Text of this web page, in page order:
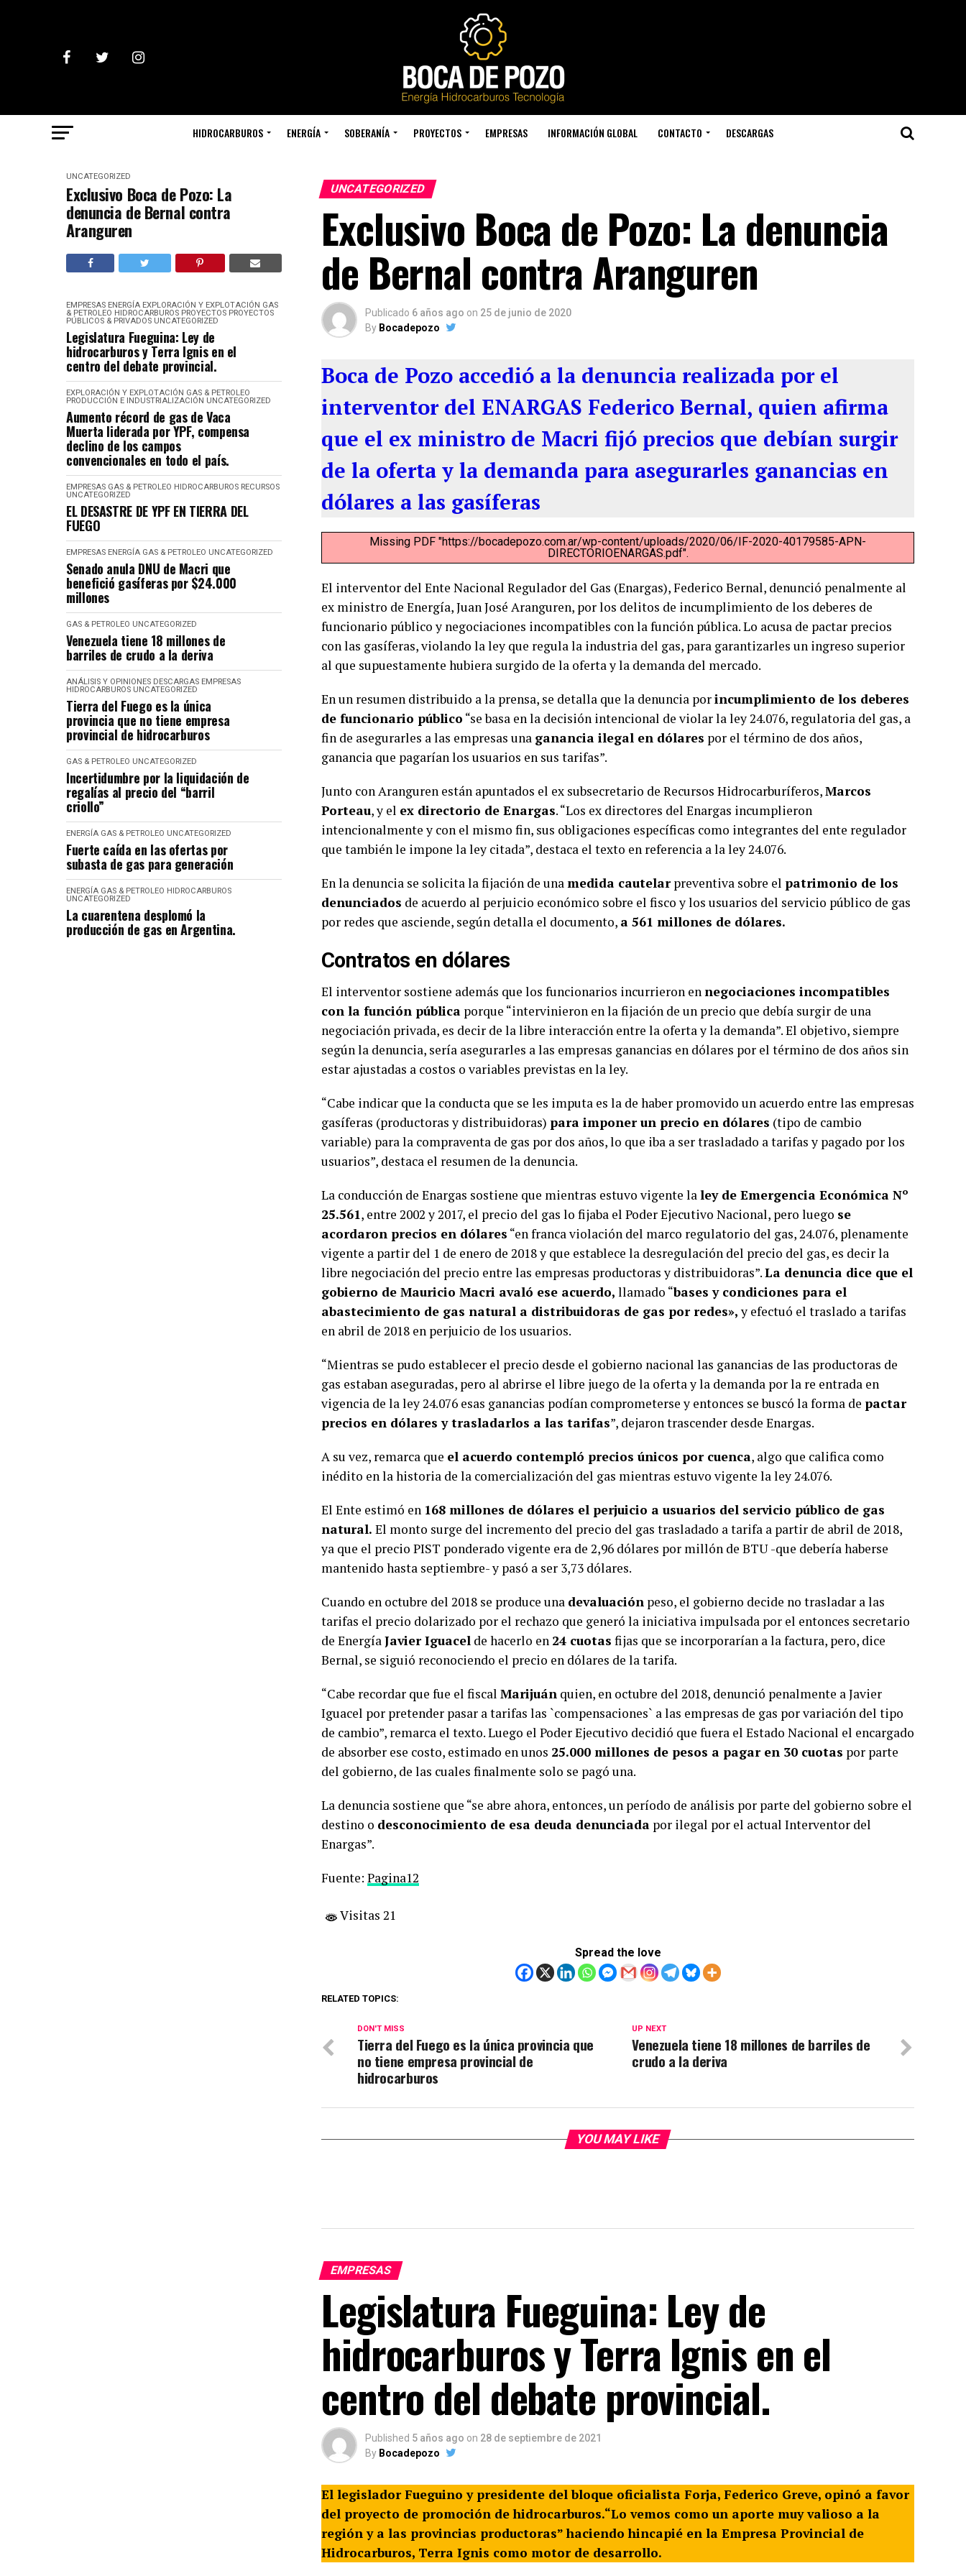
HIDROCARBUROS ENERGÍA SOBERANÍA PROYECTOS EMPRESAS INFORMACIÓN GLOBAL CONTACTO DESCARGAS
UNCATEGORIZED
Exclusivo Boca de Pozo: La
denuncia de Bernal contra
Aranguren
EMPRESAS ENERGÍA EXPLORACIÓN Y EXPLOTACIÓN GAS
& PETROLEO HIDROCARBUROS PROYECTOS PROYECTOS
PÚBLICOS & PRIVADOS UNCATEGORIZED
Legislatura Fueguina: Ley de
hidrocarburos y Terra Ignis en el
centro del debate provincial.
EXPLORACIÓN Y EXPLOTACIÓN GAS & PETROLEO
PRODUCCIÓN E INDUSTRIALIZACIÓN UNCATEGORIZED
Aumento récord de gas de Vaca
Muerta liderada por YPF, compensa
declino de los campos
convencionales en todo el país.
EMPRESAS GAS & PETROLEO HIDROCARBUROS RECURSOS
UNCATEGORIZED
EL DESASTRE DE YPF EN TIERRA DEL
FUEGO
EMPRESAS ENERGÍA GAS & PETROLEO UNCATEGORIZED
Senado anula DNU de Macri que
benefició gasíferas por $24.000
millones
GAS & PETROLEO UNCATEGORIZED
Venezuela tiene 18 millones de
barriles de crudo a la deriva
ANÁLISIS Y OPINIONES DESCARGAS EMPRESAS
HIDROCARBUROS UNCATEGORIZED
Tierra del Fuego es la única
provincia que no tiene empresa
provincial de hidrocarburos
GAS & PETROLEO UNCATEGORIZED
Incertidumbre por la liquidación de
regalías al precio del “barril
criollo”
ENERGÍA GAS & PETROLEO UNCATEGORIZED
Fuerte caída en las ofertas por
subasta de gas para generación
ENERGÍA GAS & PETROLEO HIDROCARBUROS
UNCATEGORIZED
La cuarentena desplomó la
producción de gas en Argentina.
UNCATEGORIZED
Exclusivo Boca de Pozo: La denuncia
de Bernal contra Aranguren
Publicado 6 años ago on 25 de junio de 2020
By Bocadepozo
Boca de Pozo accedió a la denuncia realizada por el
interventor del ENARGAS Federico Bernal, quien afirma
que el ex ministro de Macri fijó precios que debían surgir
de la oferta y la demanda para asegurarles ganancias en
dólares a las gasíferas
Missing PDF "https://bocadepozo.com.ar/wp-content/uploads/2020/06/IF-2020-40179585-APN-
DIRECTORIOENARGAS.pdf".
El interventor del Ente Nacional Regulador del Gas (Enargas), Federico Bernal, denunció penalmente al
ex ministro de Energía, Juan José Aranguren, por los delitos de incumplimiento de los deberes de
funcionario público y negociaciones incompatibles con la función pública. Lo acusa de pactar precios
con las gasíferas, violando la ley que regula la industria del gas, para garantizarles un ingreso superior
al que supuestamente hubiera surgido de la oferta y la demanda del mercado.
En un resumen distribuido a la prensa, se detalla que la denuncia porincumplimiento de los deberes
de funcionario público “se basa en la decisión intencional de violar la ley 24.076, regulatoria del gas, a
fin de asegurarles a las empresas una ganancia ilegal en dólares por el término de dos años,
ganancia que pagarían los usuarios en sus tarifas”.
Junto con Aranguren están apuntados el ex subsecretario de Recursos Hidrocarburíferos,Marcos
Porteau, y el ex directorio de Enargas. “Los ex directores del Enargas incumplieron
intencionalmente y con el mismo fin, sus obligaciones específicas como integrantes del ente regulador
que también le impone la ley citada”, destaca el texto en referencia a la ley 24.076.
En la denuncia se solicita la fijación de unamedida cautelarpreventiva sobre el patrimonio de los
denunciados de acuerdo al perjuicio económico sobre el fisco y los usuarios del servicio público de gas
por redes que asciende, según detalla el documento, a 561 millones de dólares.
Contratos en dólares
El interventor sostiene además que los funcionarios incurrieron ennegociaciones incompatibles
con la función pública porque “intervinieron en la fijación de un precio que debía surgir de una
negociación privada, es decir de la libre interacción entre la oferta y la demanda”. El objetivo, siempre
según la denuncia, sería asegurarles a las empresas ganancias en dólares por el término de dos años sin
estar ajustadas a costos o variables previstas en la ley.
“Cabe indicar que la conducta que se les imputa es la de haber promovido un acuerdo entre las empresas
gasíferas (productoras y distribuidoras) para imponer un precio en dólares (tipo de cambio
variable) para la compraventa de gas por dos años, lo que iba a ser trasladado a tarifas y pagado por los
usuarios”, destaca el resumen de la denuncia.
La conducción de Enargas sostiene que mientras estuvo vigente laley de Emergencia Económica Nº
25.561, entre 2002 y 2017, el precio del gas lo fijaba el Poder Ejecutivo Nacional, pero luego se
acordaron precios en dólares “en franca violación del marco regulatorio del gas, 24.076, plenamente
vigente a partir del 1 de enero de 2018 y que establece la desregulación del precio del gas, es decir la
libre negociación del precio entre las empresas productoras y distribuidoras”.La denuncia dice que el
gobierno de Mauricio Macri avaló ese acuerdo, llamado “bases y condiciones para el
abastecimiento de gas natural a distribuidoras de gas por redes»,y efectuó el traslado a tarifas
en abril de 2018 en perjuicio de los usuarios.
“Mientras se pudo establecer el precio desde el gobierno nacional las ganancias de las productoras de
gas estaban aseguradas, pero al abrirse el libre juego de la oferta y la demanda por la re entrada en
vigencia de la ley 24.076 esas ganancias podían comprometerse y entonces se buscó la forma de pactar
precios en dólares y trasladarlos a las tarifas”, dejaron trascender desde Enargas.
A su vez, remarca que el acuerdo contempló precios únicos por cuenca, algo que califica como
inédito en la historia de la comercialización del gas mientras estuvo vigente la ley 24.076.
El Ente estimó en 168 millones de dólares el perjuicio a usuarios del servicio público de gas
natural. El monto surge del incremento del precio del gas trasladado a tarifa a partir de abril de 2018,
ya que el precio PIST ponderado vigente era de 2,96 dólares por millón de BTU -que debería haberse
mantenido hasta septiembre- y pasó a ser 3,73 dólares.
Cuando en octubre del 2018 se produce una devaluación peso, el gobierno decide no trasladar a las
tarifas el precio dolarizado por el rechazo que generó la iniciativa impulsada por el entonces secretario
de EnergíaJavier Iguacel de hacerlo en 24 cuotas fijas que se incorporarían a la factura, pero, dice
Bernal, se siguió reconociendo el precio en dólares de la tarifa.
“Cabe recordar que fue el fiscal Marijuán quien, en octubre del 2018, denunció penalmente a Javier
Iguacel por pretender pasar a tarifas las `compensaciones` a las empresas de gas por variación del tipo
de cambio”, remarca el texto. Luego el Poder Ejecutivo decidió que fuera el Estado Nacional el encargado
de absorber ese costo, estimado en unos 25.000 millones de pesos a pagar en 30 cuotas por parte
del gobierno, de las cuales finalmente solo se pagó una.
La denuncia sostiene que “se abre ahora, entonces, un período de análisis por parte del gobierno sobre el
destino o desconocimiento de esa deuda denunciada por ilegal por el actual Interventor del
Enargas”.
Fuente: Pagina12
Visitas 21
Spread the love
RELATED TOPICS:
UP NEXT
Venezuela tiene 18 millones de barriles de
crudo a la deriva
DON'T MISS
Tierra del Fuego es la única provincia que
no tiene empresa provincial de
hidrocarburos
YOU MAY LIKE
EMPRESAS
Legislatura Fueguina: Ley de
hidrocarburos y Terra Ignis en el
centro del debate provincial.
Published 5 años ago on 28 de septiembre de 2021
By Bocadepozo
El legislador Fueguino y presidente del bloque oficialista Forja, Federico Greve, opinó a favor
del proyecto de promoción de hidrocarburos.“Lo vemos como un aporte muy valioso a la
región y a las provincias productoras” haciendo hincapié en la Empresa Provincial de
Hidrocarburos, Terra Ignis como motor de desarrollo.